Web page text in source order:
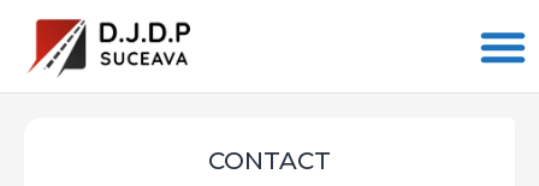
CONTACT